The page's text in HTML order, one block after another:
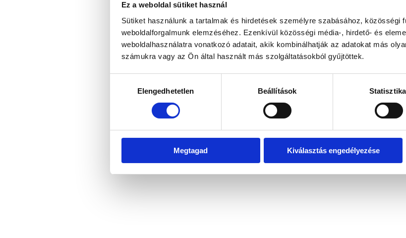
Ez a weboldal sütiket használ
Sütiket használunk a tartalmak és hirdetések személyre szabásához, közösségi
weboldalforgalmunk elemzéséhez. Ezenkívül közösségi média-, hirdető- és
weboldalhasználatra vonatkozó adatait, akik kombinálhatják az adatokat más
számukra vagy az Ön által használt más szolgáltatásokból gyűjtöttek.
kiválasztásaElengedhetetlen Beállítások
Megtagad Kiválasztás engedélyezése
Application error: a client-side exception has occurred while loadingwww.bicapp.hu